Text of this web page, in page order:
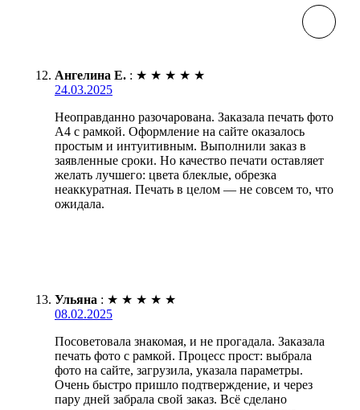
Ангелина Е. : ★ ★ ★ ★ ★
24.03.2025
Неоправданно разочарована. Заказала печать фото
А4 с рамкой. Оформление на сайте оказалось
простым и интуитивным. Выполнили заказ в
заявленные сроки. Но качество печати оставляет
желать лучшего: цвета блеклые, обрезка
неаккуратная. Печать в целом — не совсем то, что
ожидала.
Ульяна : ★ ★ ★ ★ ★
08.02.2025
Посоветовала знакомая, и не прогадала. Заказала
печать фото с рамкой. Процесс прост: выбрала
фото на сайте, загрузила, указала параметры.
Очень быстро пришло подтверждение, и через
пару дней забрала свой заказ. Всё сделано